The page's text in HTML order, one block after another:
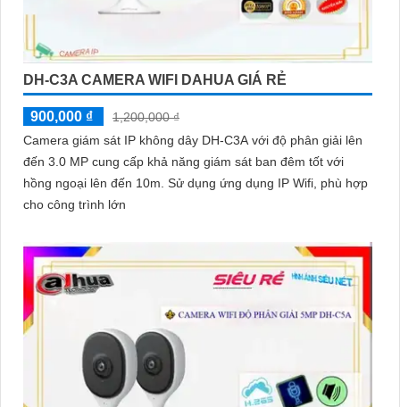
DH-C3A CAMERA WIFI DAHUA GIÁ RẺ
900,000 ₫
1,200,000 ₫
Camera giám sát IP không dây DH-C3A với độ phân giải lên
đến 3.0 MP cung cấp khả năng giám sát ban đêm tốt với
hồng ngoại lên đến 10m. Sử dụng ứng dụng IP Wifi, phù hợp
cho công trình lớn